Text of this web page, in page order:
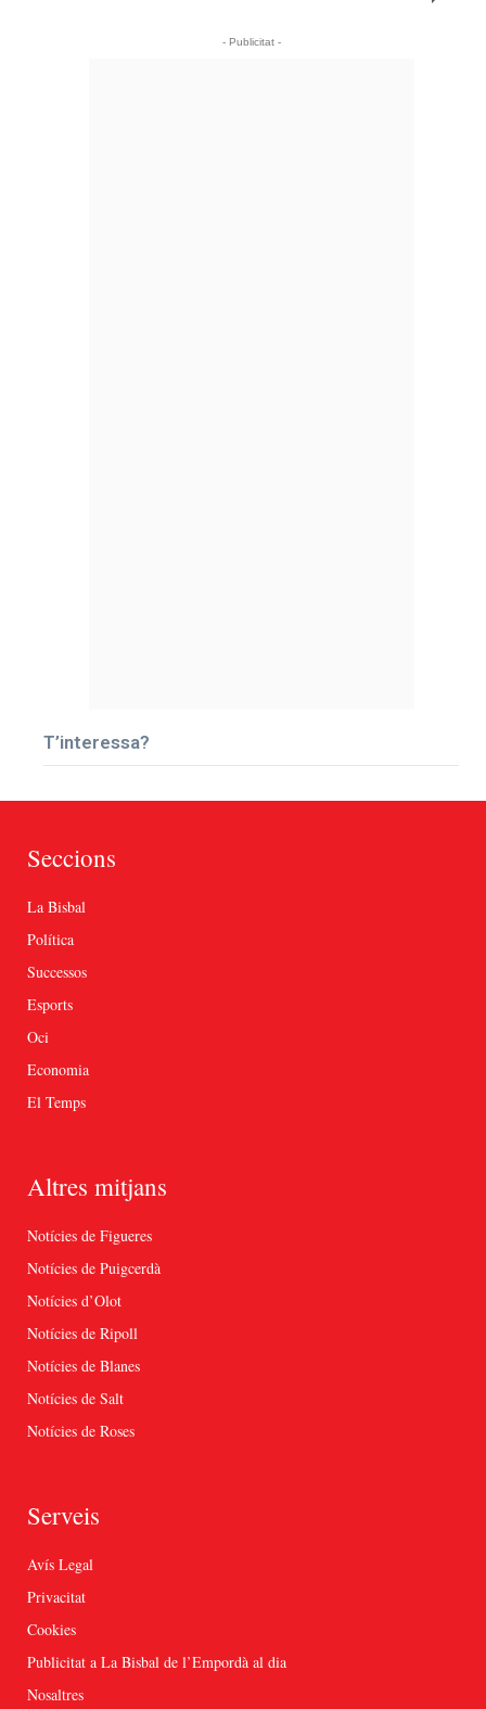
- Publicitat -
T’interessa?
Seccions
La Bisbal
Política
Successos
Esports
Oci
Economia
El Temps
Altres mitjans
Notícies de Figueres
Notícies de Puigcerdà
Notícies d’Olot
Notícies de Ripoll
Notícies de Blanes
Notícies de Salt
Notícies de Roses
Serveis
Avís Legal
Privacitat
Cookies
Publicitat a La Bisbal de l’Empordà al dia
Nosaltres